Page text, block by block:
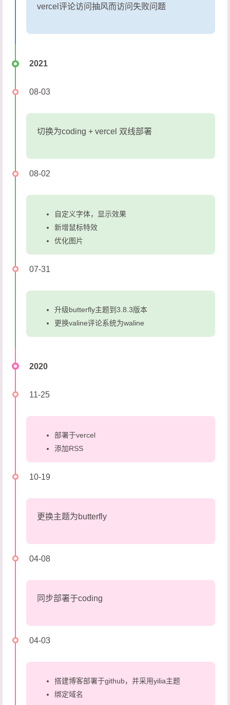
vercel评论访问抽风而访问失败问题
2021
08-03
切换为coding + vercel 双线部署
08-02
自定义字体，显示效果
新增鼠标特效
优化图片
07-31
升级butterfly主题到3.8.3版本
更换valine评论系统为waline
2020
11-25
部署于vercel
添加RSS
10-19
更换主题为butterfly
04-08
同步部署于coding
04-03
搭建博客部署于github，并采用yilia主题
绑定域名